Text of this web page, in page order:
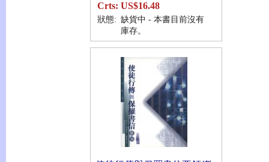
Crts: US$16.48
狀態: 缺貨中 - 本書目前沒有
庫存。